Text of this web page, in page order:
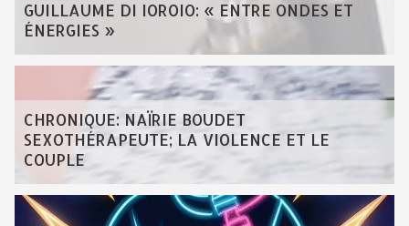
GUILLAUME DI IOROIO: « ENTRE ONDES ET
ÉNERGIES »
CHRONIQUE: NAÏRIE BOUDET
SEXOTHÉRAPEUTE; LA VIOLENCE ET LE
COUPLE